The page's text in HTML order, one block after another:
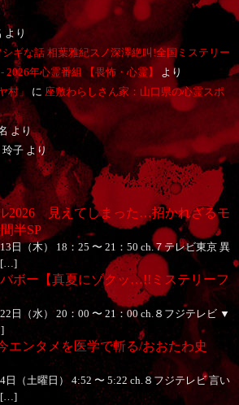
より
ギな話 相葉雅紀スノ深澤絶叫!全国ミステリー
2026年心霊番組 【畏怖・心霊】
より
村」
に 座敷わらしさん家：山口県の心霊スポ
より
玲子 より
2026 見えてしまった…招かれざるモ
半SP
日（木） 18：25 〜 21：50 ch.７テレビ東京 異
[…]
ボー【真夏にゾクッ…!!ミステリーフ
日（水） 20：00 〜 21：00 ch.８フジテレビ ▼
エンタメを医学で斬る/おおたわ史
日（土曜日） 4:52 〜 5:22 ch.８フジテレビ 言い
[…]